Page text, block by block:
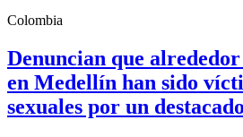
Colombia
Denuncian que
en Medellín han sido
sexuales por un